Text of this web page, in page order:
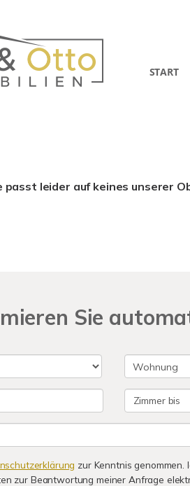
START
passt leider auf keines unserer
Sie
zur Kenntnis genommen.
zur Beantwortung meiner Anfrage